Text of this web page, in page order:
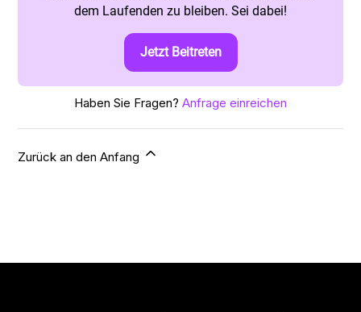
dem Laufenden zu bleiben. Sei dabei!
Jetzt Beitreten
Haben Sie Fragen? Anfrage einreichen
Zurück an den Anfang